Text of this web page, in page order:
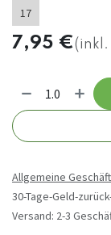
17
7,95 €(inkl.
Allgemeine
30-Tage-Geld-
Versand: 2-3